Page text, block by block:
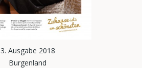
3. Ausgabe 2018
Burgenland